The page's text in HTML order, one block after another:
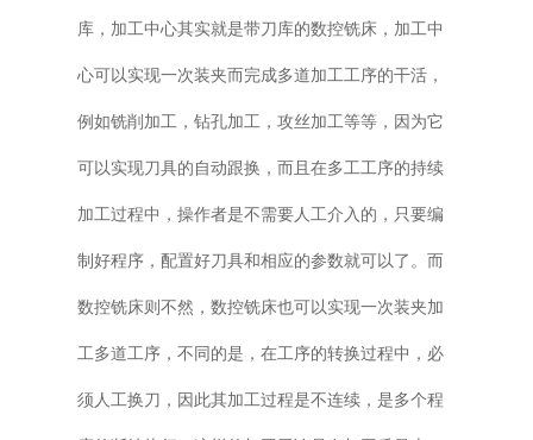
库，加工中心其实就是带刀库的数控铣床，加工中
心可以实现一次装夹而完成多道加工工序的干活，
例如铣削加工，钻孔加工，攻丝加工等等，因为它
可以实现刀具的自动跟换，而且在多工工序的持续
加工过程中，操作者是不需要人工介入的，只要编
制好程序，配置好刀具和相应的参数就可以了。而
数控铣床则不然，数控铣床也可以实现一次装夹加
工多道工序，不同的是，在工序的转换过程中，必
须人工换刀，因此其加工过程是不连续，是多个程